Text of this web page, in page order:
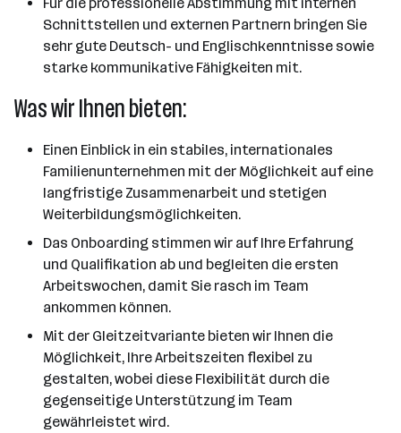
Schnittstellen und externen Partnern bringen Sie
sehr gute Deutsch- und Englischkenntnisse sowie
starke kommunikative Fähigkeiten mit.
Was wir Ihnen bieten:
Einen Einblick in ein stabiles, internationales
Familienunternehmen mit der Möglichkeit auf eine
langfristige Zusammenarbeit und stetigen
Weiterbildungsmöglichkeiten.
Das Onboarding stimmen wir auf Ihre Erfahrung
und Qualifikation ab und begleiten die ersten
Arbeitswochen, damit Sie rasch im Team
ankommen können.
Mit der Gleitzeitvariante bieten wir Ihnen die
Möglichkeit, Ihre Arbeitszeiten flexibel zu
gestalten, wobei diese Flexibilität durch die
gegenseitige Unterstützung im Team
gewährleistet wird.